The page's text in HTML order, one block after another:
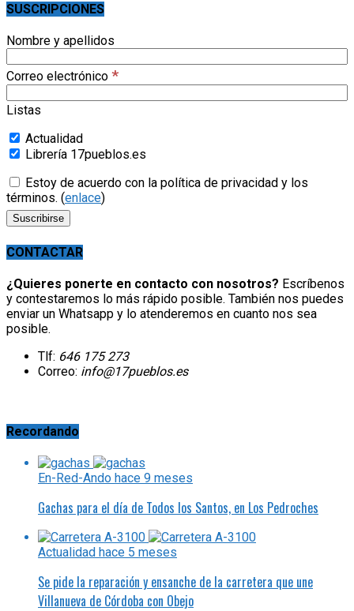
SUSCRIPCIONES
Nombre y apellidos
Correo electrónico *
Listas
Actualidad
Librería 17pueblos.es
Estoy de acuerdo con la política de privacidad y los
términos. (enlace)
CONTACTAR
¿Quieres ponerte en contacto con nosotros? Escríbenos
y contestaremos lo más rápido posible. También nos puedes
enviar un Whatsapp y lo atenderemos en cuanto nos sea
posible.
Tlf: 646 175 273
Correo: info@17pueblos.es
Recordando
En-Red-Ando hace 9 meses
Gachas para el día de Todos los Santos, en Los Pedroches
Actualidad hace 5 meses
Se pide la reparación y ensanche de la carretera que une
Villanueva de Córdoba con Obejo